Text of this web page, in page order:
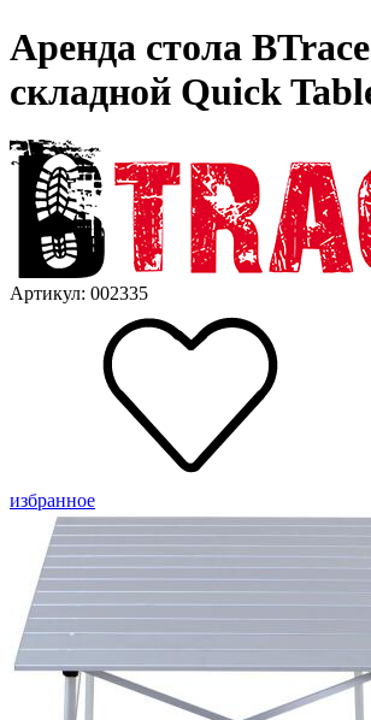
Аренда стола BTrace
складной Quick
Артикул: 002335
избранное